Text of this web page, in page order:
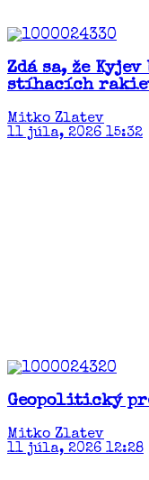
Zdá sa, že
stíhacích
Mitko Zlatev
11 júla, 2026 15:32
Geopolitický
Mitko Zlatev
11 júla, 2026 12:28